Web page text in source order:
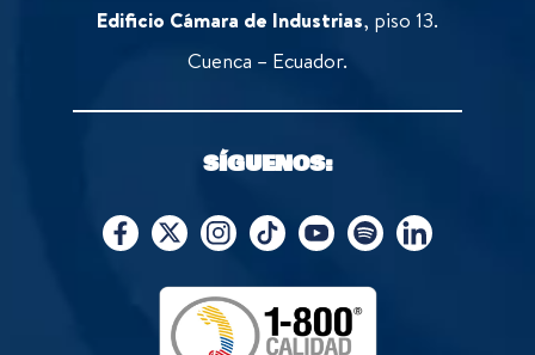
Edificio Cámara de Industrias, piso 13.
Cuenca – Ecuador.
SÍGUENOS: